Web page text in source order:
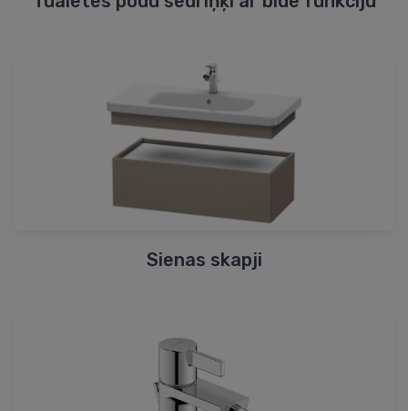
Sienas skapji